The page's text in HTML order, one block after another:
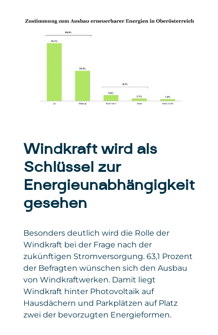
Windkraft wird als
Schlüssel zur
Energieunabhängigkeit
gesehen
Besonders deutlich wird die Rolle der
Windkraft bei der Frage nach der
zukünftigen Stromversorgung. 63,1 Prozent
der Befragten wünschen sich den Ausbau
von Windkraftwerken. Damit liegt
Windkraft hinter Photovoltaik auf
Hausdächern und Parkplätzen auf Platz
zwei der bevorzugten Energieformen.